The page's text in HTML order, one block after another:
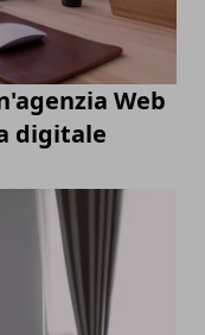
Web
digitale